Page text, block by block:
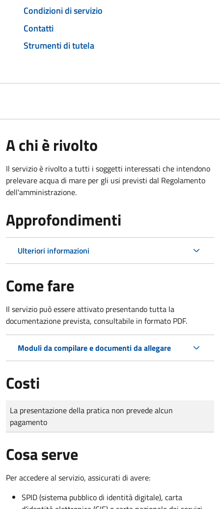
Condizioni di servizio
Contatti
Strumenti di tutela
A chi è rivolto
Il servizio è rivolto a tutti i soggetti interessati che intendono
prelevare acqua di mare per gli usi previsti dal Regolamento
dell'amministrazione.
Approfondimenti
Ulteriori informazioni
Come fare
Il servizio può essere attivato presentando tutta la
documentazione prevista, consultabile in formato PDF.
Moduli da compilare e documenti da allegare
Costi
Tipo di pagamento
Importo
La presentazione della pratica non prevede alcun
pagamento
Cosa serve
Per accedere al servizio, assicurati di avere:
SPID (sistema pubblico di identità digitale), carta